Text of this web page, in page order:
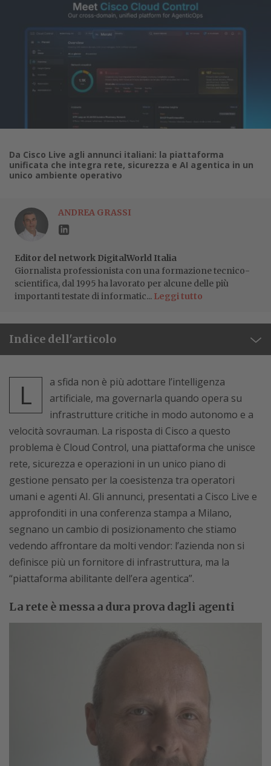
Da Cisco Live agli annunci italiani: la piattaforma
unificata che integra rete, sicurezza e AI agentica in un
unico ambiente operativo
ANDREA GRASSI
Editor del network DigitalWorld Italia
Giornalista professionista con una formazione tecnico-
scientifica, dal 1995 ha lavorato per alcune delle più
importanti testate di informatic... Leggi tutto
Indice dell'articolo
L
a sfida non è più adottare l’intelligenza
artificiale, ma governarla quando opera su
infrastrutture critiche in modo autonomo e a
velocità sovrauman. La risposta di Cisco a questo
problema è Cloud Control, una piattaforma che unisce
rete, sicurezza e operazioni in un unico piano di
gestione pensato per la coesistenza tra operatori
umani e agenti AI. Gli annunci, presentati a Cisco Live e
approfonditi in una conferenza stampa a Milano,
segnano un cambio di posizionamento che stiamo
vedendo affrontare da molti vendor: l’azienda non si
definisce più un fornitore di infrastruttura, ma la
“piattaforma abilitante dell’era agentica”.
La rete è messa a dura prova dagli agenti